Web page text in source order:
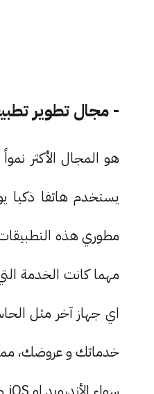
- مجال تطوير
هو المجال الأكثر
يستخدم هاتفا ذكيا
مطوري هذه
مهما كانت الخدمة
اي جهاز آخر مثل
خدماتك و عروضك، مما